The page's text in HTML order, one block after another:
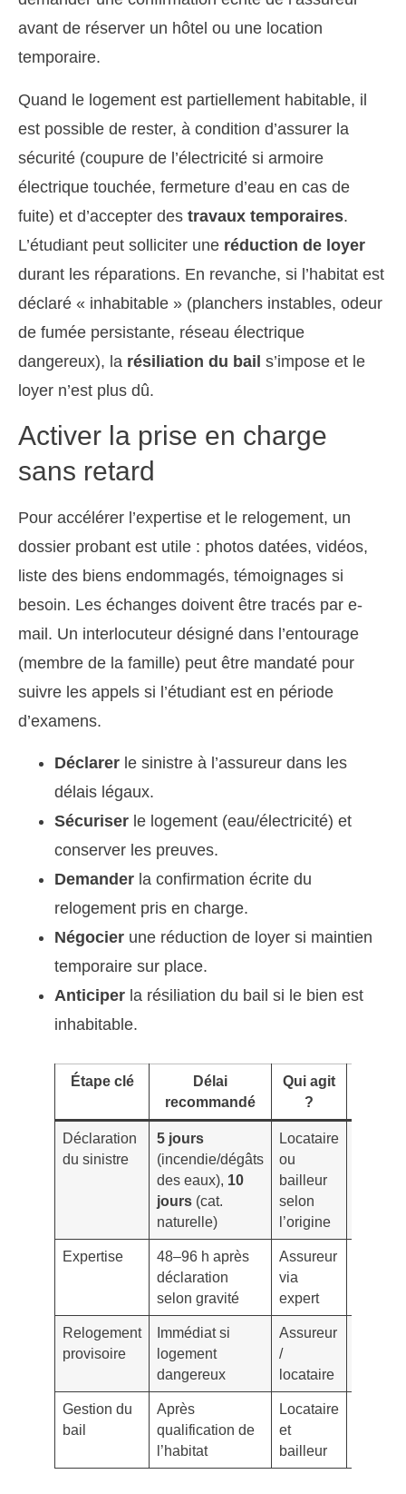
avant de réserver un hôtel ou une location
temporaire.
Quand le logement est partiellement habitable, il
est possible de rester, à condition d’assurer la
sécurité (coupure de l’électricité si armoire
électrique touchée, fermeture d’eau en cas de
fuite) et d’accepter des travaux temporaires.
L’étudiant peut solliciter une réduction de loyer
durant les réparations. En revanche, si l’habitat est
déclaré « inhabitable » (planchers instables, odeur
de fumée persistante, réseau électrique
dangereux), la résiliation du bail s’impose et le
loyer n’est plus dû.
Activer la prise en charge
sans retard
Pour accélérer l’expertise et le relogement, un
dossier probant est utile : photos datées, vidéos,
liste des biens endommagés, témoignages si
besoin. Les échanges doivent être tracés par e-
mail. Un interlocuteur désigné dans l’entourage
(membre de la famille) peut être mandaté pour
suivre les appels si l’étudiant est en période
d’examens.
Déclarer le sinistre à l’assureur dans les
délais légaux.
Sécuriser le logement (eau/électricité) et
conserver les preuves.
Demander la confirmation écrite du
relogement pris en charge.
Négocier une réduction de loyer si maintien
temporaire sur place.
Anticiper la résiliation du bail si le bien est
inhabitable.
Étape clé
Délai
recommandé
Qui agit
?
Déclaration
du sinistre
5 jours
(incendie/dégâts
des eaux), 10
jours(cat.
naturelle)
Locataire
ou
bailleur
selon
l’origine
Expertise
48–96 h après
déclaration
selon gravité
Assureur
via
expert
Relogement
provisoire
Immédiat si
logement
dangereux
Assureur
/
locataire
Gestion du
bail
Après
qualification de
l’habitat
Locataire
et
bailleur